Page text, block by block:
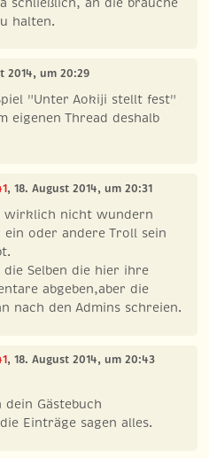
halten.
2014, um 20:29
"Unter Aokiji stellt fest"
eigenen Thread deshalb
, 18. August 2014, um 20:31
wirklich nicht wundern
oder andere Troll sein
die Selben die hier ihre
abgeben,aber die
nach den Admins schreien.
, 18. August 2014, um 20:43
dein Gästebuch
Einträge sagen alles.